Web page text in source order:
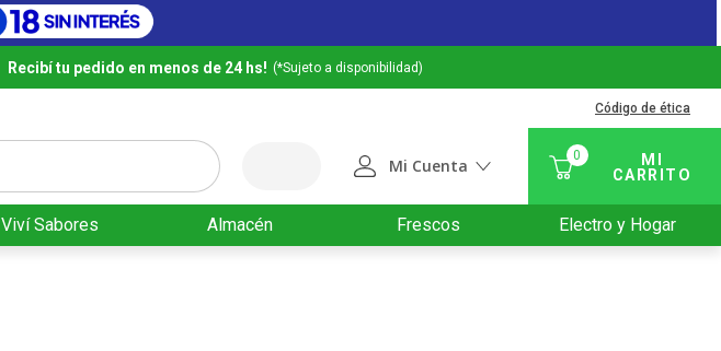
Recibí tu pedido en menos de 24 hs! (*Sujeto a disponibilidad)
Código de ética
Mi Cuenta
0
Viví Sabores Almacén Frescos Electro y Hogar